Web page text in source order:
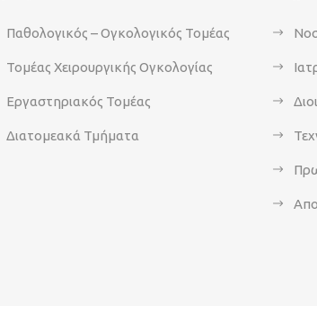
Παθολογικός – Ογκολογικός Τομέας
Τομέας Χειρουργικής Ογκολογίας
Εργαστηριακός Τομέας
Διατομεακά Τμήματα